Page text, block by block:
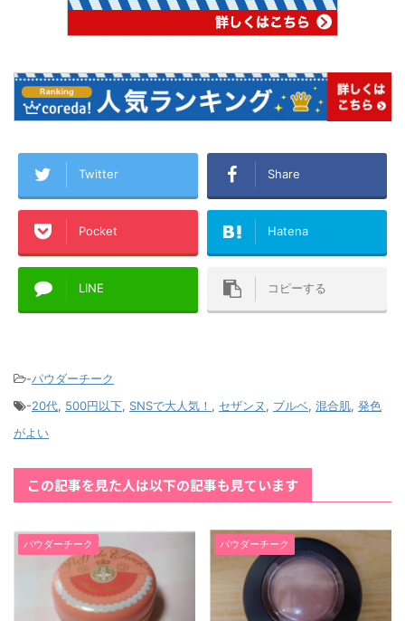
Twitter Share
Pocket Hatena
LINE コピーする
-パウダーチーク
-20代, 500円以下, SNSで大人気！ , セザンヌ, ブルベ, 混合肌, 発色
がよい
この記事を見た人は以下の記事も見ています
パウダーチーク パウダーチーク